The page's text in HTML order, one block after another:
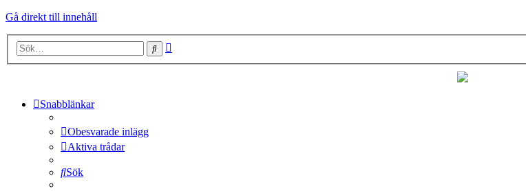
Gå direkt till innehåll
Sök
Snabblänkar
Obesvarade inlägg
Aktiva trådar
Sök